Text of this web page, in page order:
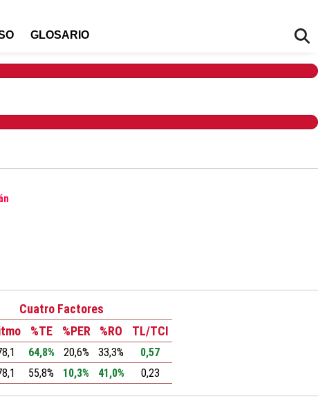
GLOSARIO
Cuatro Factores
%TE %PER %RO TL/TCI
64,8% 20,6% 33,3%
0,57
55,8% 10,3% 41,0% 0,23